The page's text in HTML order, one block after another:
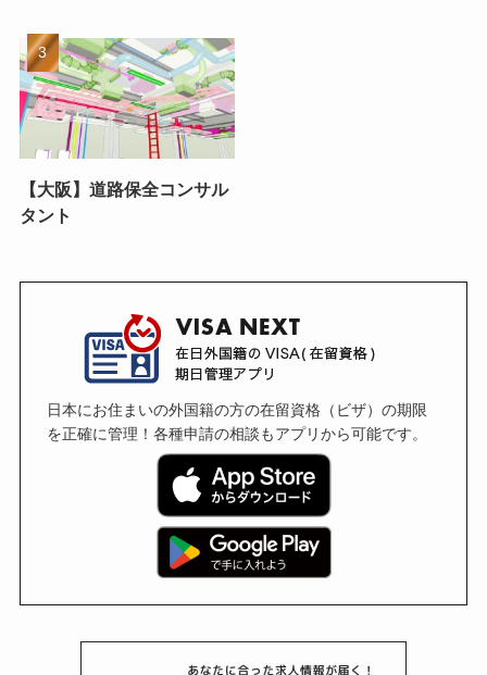
【大阪】道路保全コンサル
タント
日本にお住まいの外国籍の方の在留資格（ビザ）の期限
を正確に管理！各種申請の相談もアプリから可能です。